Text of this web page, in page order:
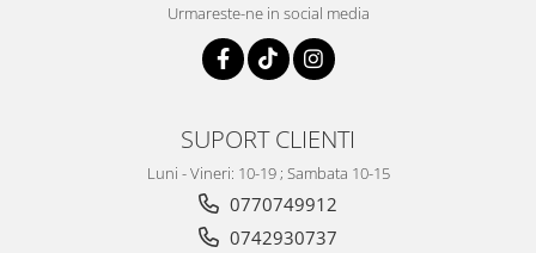
Urmareste-ne in social media
SUPORT CLIENTI
Luni - Vineri: 10-19 ; Sambata 10-15
0770749912
0742930737